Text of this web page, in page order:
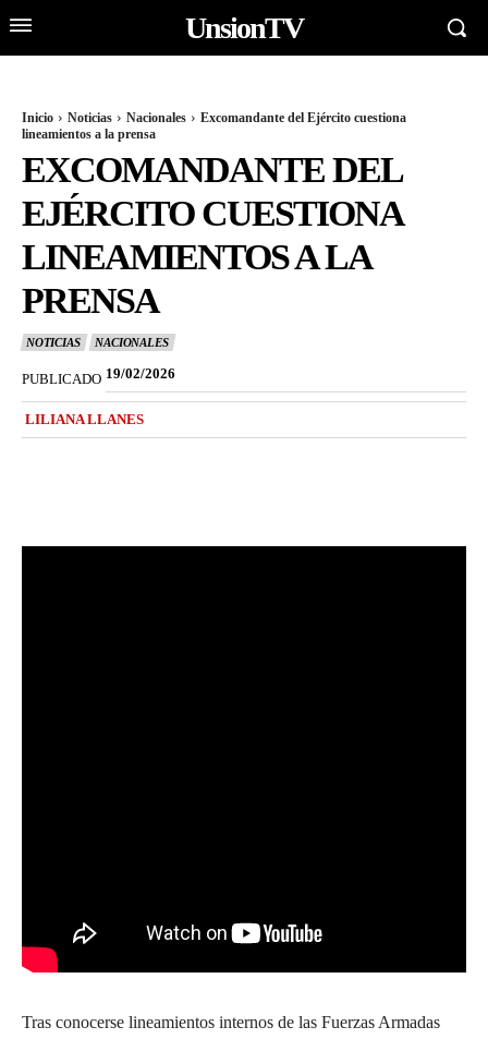
UnsionTV
Inicio Noticias Nacionales
Excomandante del Ejército cuestiona
lineamientos a la prensa
EXCOMANDANTE DEL
EJÉRCITO CUESTIONA
LINEAMIENTOS A LA
PRENSA
NOTICIAS NACIONALES
PUBLICADO 19/02/2026
LILIANA LLANES
Tras conocerse lineamientos internos de las Fuerzas Armadas